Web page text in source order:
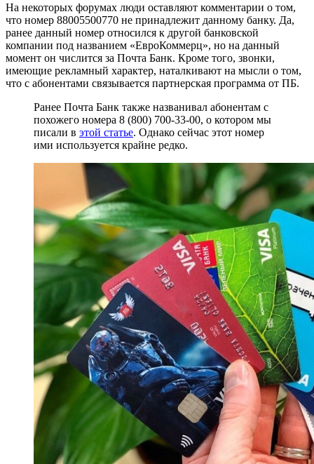
На некоторых форумах люди оставляют комментарии о том,
что номер 88005500770 не принадлежит данному банку. Да,
ранее данный номер относился к другой банковской
компании под названием «ЕвроКоммерц», но на данный
момент он числится за Почта Банк. Кроме того, звонки,
имеющие рекламный характер, наталкивают на мысли о том,
что с абонентами связывается партнерская программа от ПБ.
Ранее Почта Банк также названивал абонентам с
похожего номера 8 (800) 700-33-00, о котором мы
писали в этой статье. Однако сейчас этот номер
ими используется крайне редко.